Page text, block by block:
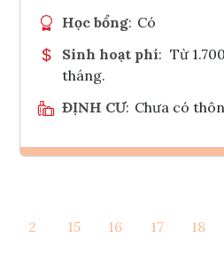
Học bổng: Có
Sinh hoạt phí: Từ
tháng.
ĐỊNH CƯ: Chưa có
2 15 16 17 18